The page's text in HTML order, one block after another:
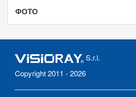
ФОТО
S.r.l.
Copyright 2011 - 2026